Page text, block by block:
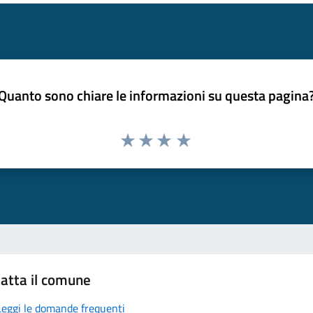
sono chiare le informazioni su questa
il comune
le domande frequenti